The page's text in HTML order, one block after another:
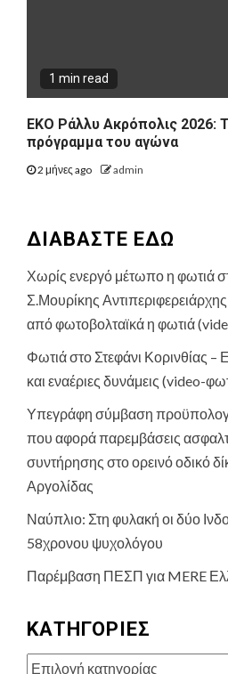
1 min read
ΕΚΟ Ράλλυ Ακρόπολις 2026:
πρόγραμμα του αγώνα
2 μήνες ago admin
ΔΙΑΒΑΣΤΕ ΕΔΩ
Χωρίς ενεργό μέτωπο η φωτιά
Σ.Μουρίκης
από φωτοβολταϊκά η φωτιά
Φωτιά στο Στεφάνι Κορινθίας –
και εναέριες δυνάμεις (video-
Υπεγράφη σύμβαση
που αφορά παρεμβάσεις
συντήρησης στο ορεινό οδικό
Αργολίδας
Ναύπλιο: Στη φυλακή οι δύο
58χρονου ψυχολόγου
Παρέμβαση ΠΕΣΠ για MERE
KΑΤΗΓΟΡΊΕΣ
Kατηγορίες